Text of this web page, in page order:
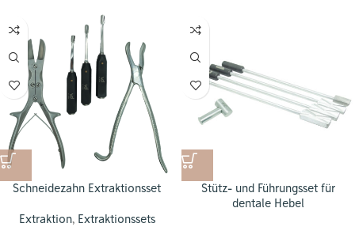
Schneidezahn Extraktionsset
Extraktion, Extraktionssets
Stütz- und Führungsset für
dentale Hebel